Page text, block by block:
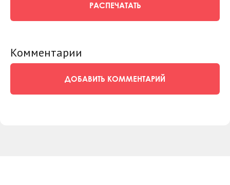
РАСПЕЧАТАТЬ
Комментарии
ДОБАВИТЬ КОММЕНТАРИЙ